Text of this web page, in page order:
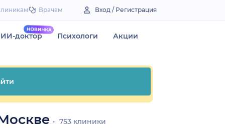
Врачам Вход / Регистрация
ИИ-доктор Психологи Акции
753 клиники